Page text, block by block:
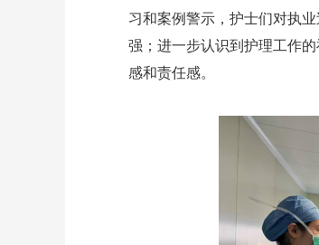
习和案例警示，护士们对执
强；进一步认识到护理工作
感和责任感。